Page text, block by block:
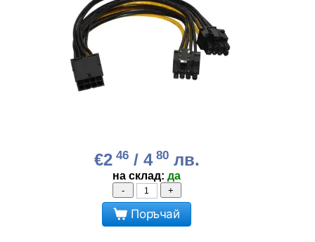
€2 46/ 4 80лв.
на склад: да
- +
Поръчай